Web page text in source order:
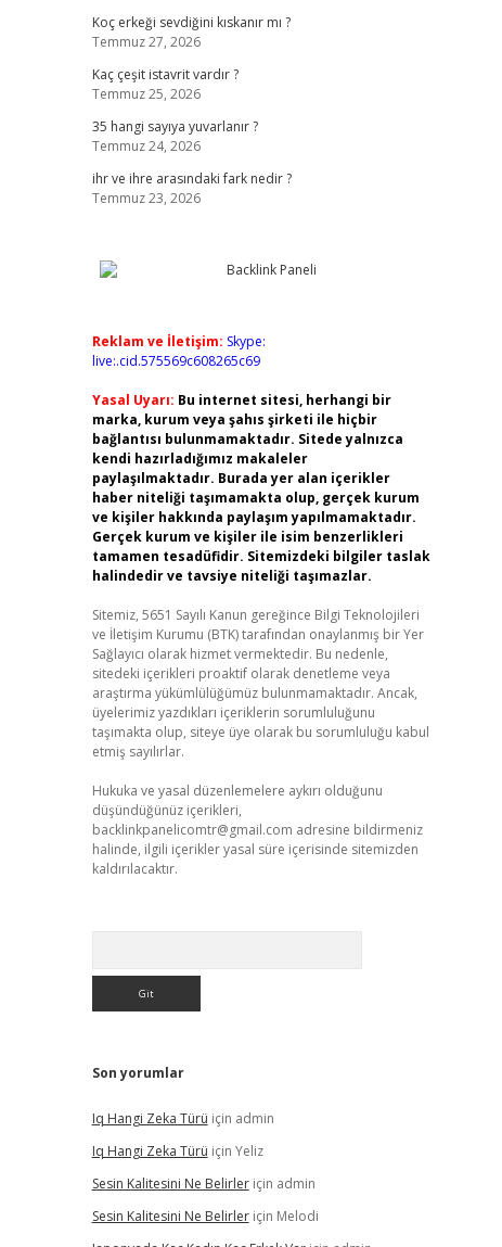
Koç erkeği sevdiğini kıskanır mı ?
Temmuz 27, 2026
Kaç çeşit istavrit vardır ?
Temmuz 25, 2026
35 hangi sayıya yuvarlanır ?
Temmuz 24, 2026
ihr ve ihre arasındaki fark nedir ?
Temmuz 23, 2026
Reklam ve İletişim: Skype:
live:.cid.575569c608265c69
Yasal Uyarı: Bu internet sitesi, herhangi bir
marka, kurum veya şahıs şirketi ile hiçbir
bağlantısı bulunmamaktadır. Sitede yalnızca
kendi hazırladığımız makaleler
paylaşılmaktadır. Burada yer alan içerikler
haber niteliği taşımamakta olup, gerçek kurum
ve kişiler hakkında paylaşım yapılmamaktadır.
Gerçek kurum ve kişiler ile isim benzerlikleri
tamamen tesadüfidir. Sitemizdeki bilgiler taslak
halindedir ve tavsiye niteliği taşımazlar.
Sitemiz, 5651 Sayılı Kanun gereğince Bilgi Teknolojileri
ve İletişim Kurumu (BTK) tarafından onaylanmış bir Yer
Sağlayıcı olarak hizmet vermektedir. Bu nedenle,
sitedeki içerikleri proaktif olarak denetleme veya
araştırma yükümlülüğümüz bulunmamaktadır. Ancak,
üyelerimiz yazdıkları içeriklerin sorumluluğunu
taşımakta olup, siteye üye olarak bu sorumluluğu kabul
etmiş sayılırlar.
Hukuka ve yasal düzenlemelere aykırı olduğunu
düşündüğünüz içerikleri,
backlinkpanelicomtr@gmail.com adresine bildirmeniz
halinde, ilgili içerikler yasal süre içerisinde sitemizden
kaldırılacaktır.
Son yorumlar
Iq Hangi Zeka Türü için admin
Iq Hangi Zeka Türü için Yeliz
Sesin Kalitesini Ne Belirleriçin admin
Sesin Kalitesini Ne Belirleriçin Melodi